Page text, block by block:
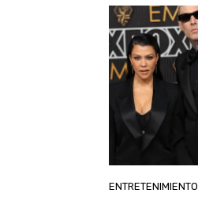
ENTRETENIMIENTO